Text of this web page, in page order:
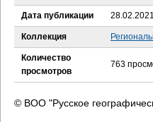
с
ь
Дата публикации 28.02.2021
Коллекция
Количество
просмотров
763
© ВОО "Русское